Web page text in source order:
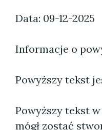
Data: 09-12-2025
Informacje o
Powyższy tekst
Powyższy tekst
mógł zostać